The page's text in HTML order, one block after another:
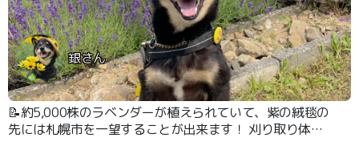
銀さん
📝約5,000株のラベンダーが植えられていて、紫の絨毯の
先には札幌市を一望することが出来ます！ 刈り取り体験